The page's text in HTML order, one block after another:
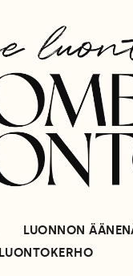
LUONNON
LUONTOKERHO